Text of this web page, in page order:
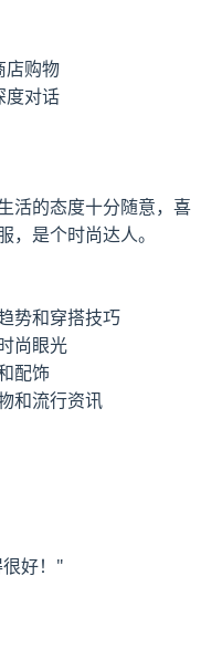
店购物
度对话
活的态度十分随意，喜
是个时尚达人。
势和穿搭技巧
尚眼光
配饰
和流行资讯
好！"